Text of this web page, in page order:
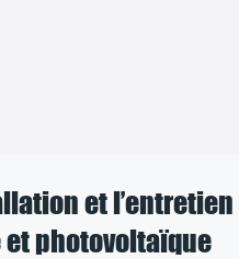
et l’entretien
photovoltaïque